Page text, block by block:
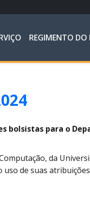
REGIMENTO DO
bolsistas para o
da
uso de suas